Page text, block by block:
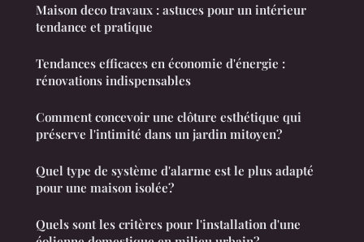
Maison deco travaux : astuces pour un intérieur
tendance et pratique
Tendances efficaces en économie d'énergie :
rénovations indispensables
Comment concevoir une clôture esthétique qui
préserve l'intimité dans un jardin mitoyen?
Quel type de système d'alarme est le plus adapté
pour une maison isolée?
Quels sont les critères pour l'installation d'une